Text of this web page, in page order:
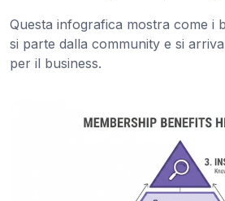
Questa infografica mostra come i
si parte dalla community e si
per il business.